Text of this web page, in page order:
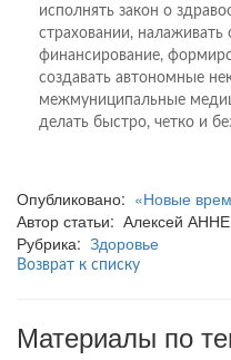
исполнять закон о
страховании, налаживать
финансирование,
создавать автономные
межмуниципальные
делать быстро, четко и
Опубликовано: «Новые
Автор статьи: Алексей
Рубрика: Здоровье
Возврат к списку
Материалы по